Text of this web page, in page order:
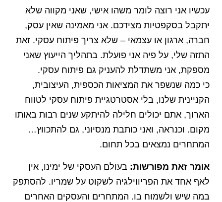
עכשיו אני רוצה לומר משהו אישי, שאני מקווה שלא
יתקבל בסקפטיות מצידכם. אני מאמינה שאין עסק,
חברה, ארגון או עצמאי – שלא צריך פיתוח עסקי. זאת
התזה שלי, על פיה אני פועלת. בתהליך הייעוץ שאני
מספקת, אני משתדלת להעניק גם פיתוח עסקי.
כי כמה שנשפר את המציאות הכספית, העיצובית,
הקניינית שלנו, בלי אסטרטגיית פיתוח עסקי לטווח
הארוך, אתם יכולים חלילה להיתקע שנים רבות באותו
מקום. וכנראה, ואני כותבת מנסיוני, גם להתכווץ…
המתחרים נמצאים בכל תחום.
אומר זאת מפורשות: בעולם העסקי של ימינו, אין
לאף אחד את הפריווילגיה לשקוט על שמריו. להסתפק
במה שיש ולשמוח בו. המתחרים והעסקים האחרים